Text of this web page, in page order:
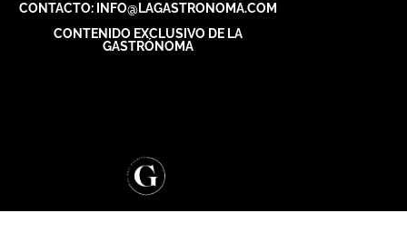
CONTACTO: INFO@LAGASTRONOMA.COM
CONTENIDO EXCLUSIVO DE LA
GASTRÓNOMA